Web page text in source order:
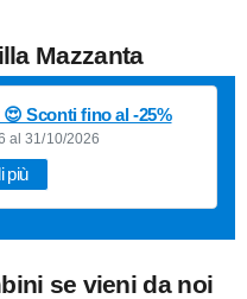
Mazzanta
Sconti fino al -25%
al 31/10/2026
più
se vieni da noi